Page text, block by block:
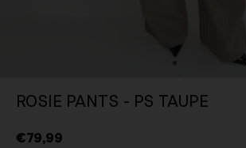
ROSIE PANTS - PS TAUPE
€79,99